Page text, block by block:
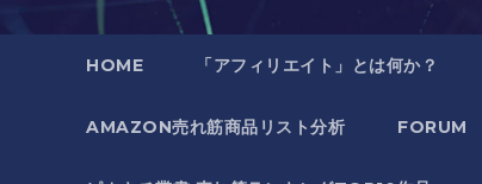
HOME 「アフィリエイト」とは何か？
AMAZON売れ筋商品リスト分析 FORUM